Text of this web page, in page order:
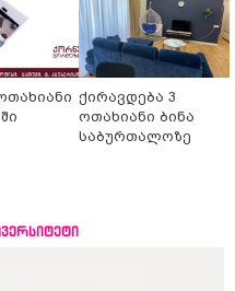
ქირავდება 3
ოთახიანი ბინა
საბურთალოზე